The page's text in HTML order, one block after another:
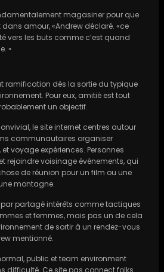
magasiner pour que
amour, «Andrew déclaré. «ce
vers les buts comme c’est quand
«
ramification dès la sortie du typique
Pour eux, amitié est tout
un objectif.
le site internet centres autour
communautaires organiser
voyage expériences. Personnes
rejoindre voisinage événements, qui
de réunion pour un film ou une
montagne.
partagé intérêts comme tactiques
et femmes, mais pas un de cela
de sortir à un rendez-vous
mentionné.
public et team environment
difficulté. Ce site pas connect folks